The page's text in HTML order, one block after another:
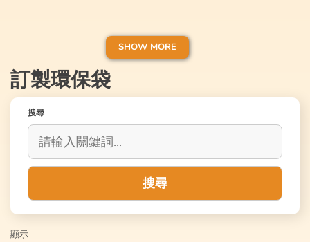
SHOW MORE
成不同的尺寸、顏色和圖案的環保袋，加上
容易印上企業的標誌或產品等推廣資訊，因
此近年環保袋及帆布袋大受各大企業歡迎。
訂製環保袋
搜尋
搜尋
顯示